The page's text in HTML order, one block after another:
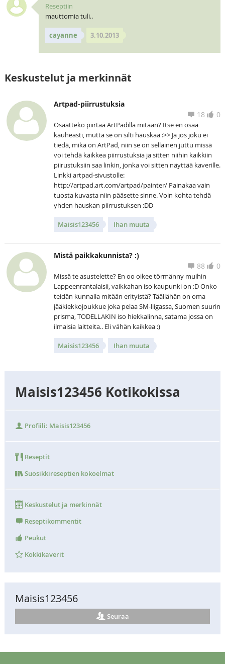
Reseptiin
mauttomia tuli..
cayanne 3.10.2013
Keskustelut ja merkinnät
Artpad-piirrustuksia
0
18
Osaatteko piirtää ArtPadilla mitään? Itse en osaa
kauheasti, mutta se on silti hauskaa :>> Ja jos joku ei
tiedä, mikä on ArtPad, niin se on sellainen juttu missä
voi tehdä kaikkea piirrustuksia ja sitten niihin kaikkiin
piirustuksiin saa linkin, jonka voi sitten näyttää kaverille.
Linkki artpad-sivustolle:
http://artpad.art.com/artpad/painter/ Painakaa vain
tuosta kuvasta niin pääsette sinne. Voin kohta tehdä
yhden hauskan piirrustuksen :DD
Maisis123456 Ihan muuta
Mistä paikkakunnista? :)
0
88
Missä te asustelette? En oo oikee törmänny muihin
Lappeenrantalaisii, vaikkahan iso kaupunki on :D Onko
teidän kunnalla mitään erityistä? Täällähän on oma
jääkiekkojoukkue joka pelaa SM-liigassa, Suomen suurin
prisma, TODELLAKIN iso hiekkalinna, satama jossa on
ilmaisia laitteita.. Eli vähän kaikkea :)
Maisis123456 Ihan muuta
Maisis123456 Kotikokissa
Profiili: Maisis123456
Reseptit
Suosikkireseptien kokoelmat
Keskustelut ja merkinnät
Reseptikommentit
Peukut
Kokkikaverit
Maisis123456
Seuraa